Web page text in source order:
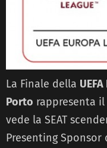
La Finale della
Porto rappresenta
vede la SEAT
Presenting